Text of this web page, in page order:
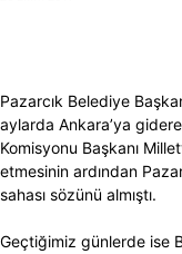
Pazarcık Belediye
aylarda Ankara’ya
Komisyonu Başkanı
etmesinin ardından
sahası sözünü almıştı.
Geçtiğimiz günlerde ise